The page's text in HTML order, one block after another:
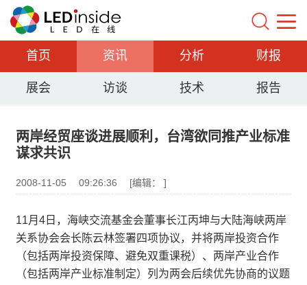
首页 资讯 分析 财报
展会 访谈 技术 报告
两岸经贸座谈进展顺利，台湾欲同推产业标准
谋求共识
2008-11-05 09:26:36 [编辑： ]
11月4日，海峡交流基金会董事长江丙坤与大陆海峡两岸
关系协会会长陈云林签署四项协议，并将两岸投资合作
（包括两岸投资保障、避免双重课税）、两岸产业合作
（包括两岸产业标准制定）列为两会后续优先协商的议题